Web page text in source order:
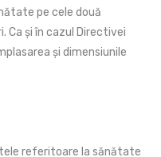
pe cele două
Ca și în cazul Directivei
și dimensiunile
referitoare la sănătate